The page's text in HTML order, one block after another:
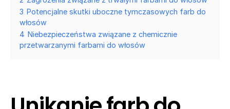
3 Potencjalne skutki uboczne tymczasowych farb do
włosów
4 Niebezpieczeństwa związane z chemicznie
przetwarzanymi farbami do włosów